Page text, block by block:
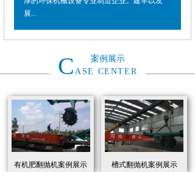
展...
案例展示
C ASE CENTER
有机肥翻抛机案例展示 槽式翻抛机案例展示